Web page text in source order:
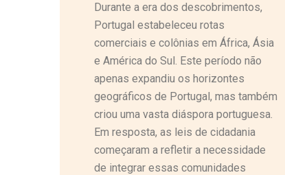
Durante a era dos descobrimentos,
Portugal estabeleceu rotas
comerciais e colônias em África, Ásia
e América do Sul. Este período não
apenas expandiu os horizontes
geográficos de Portugal, mas também
criou uma vasta diáspora portuguesa.
Em resposta, as leis de cidadania
começaram a refletir a necessidade
de integrar essas comunidades